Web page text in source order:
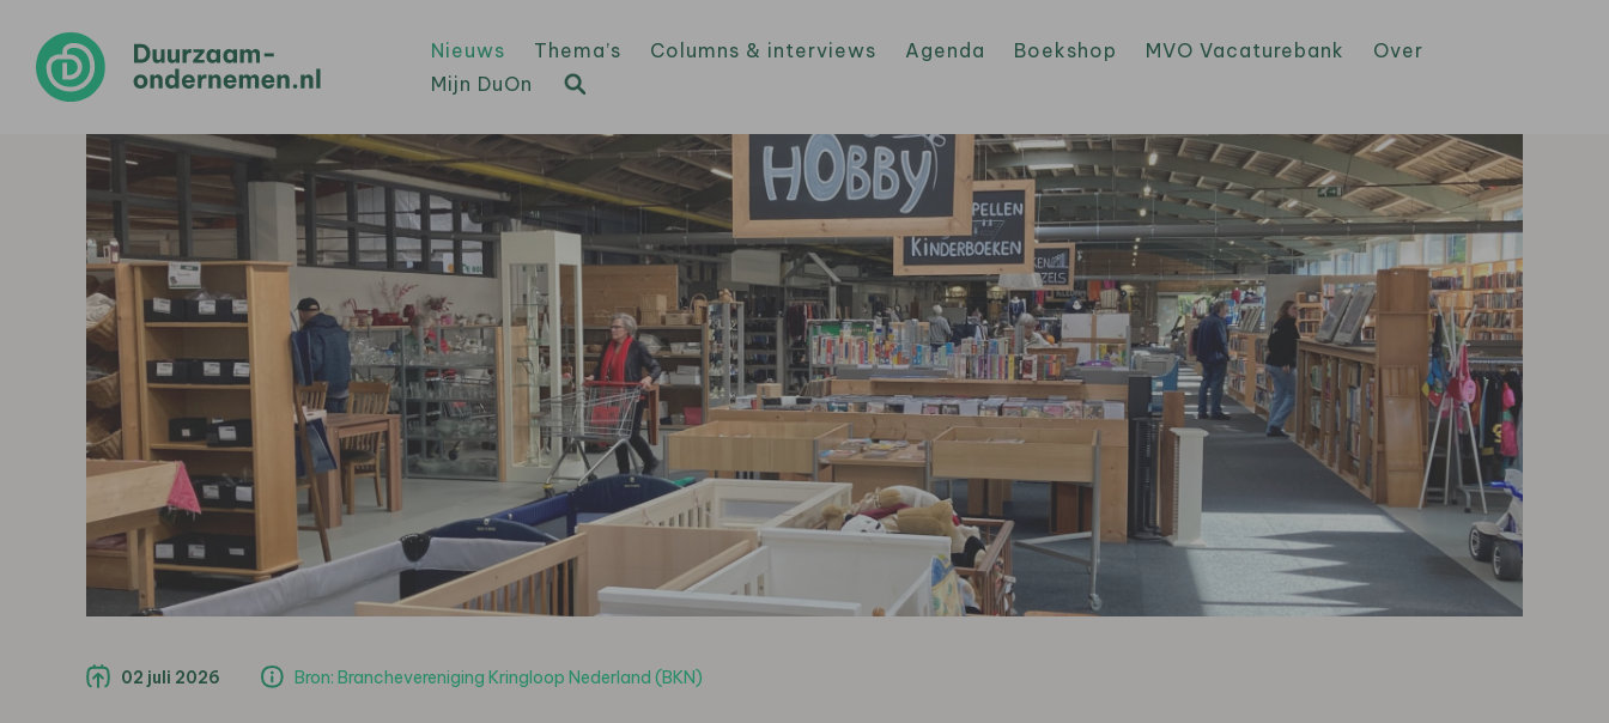
Nieuws Thema’s Columns & interviews Agenda Boekshop MVO Vacaturebank
Over
Mijn DuOn
02 juli 2026 Bron: Branchevereniging Kringloop Nederland (BKN)